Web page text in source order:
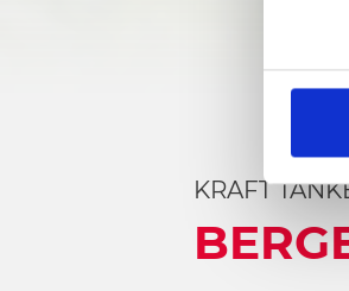
g
u
n
g
KRAFT